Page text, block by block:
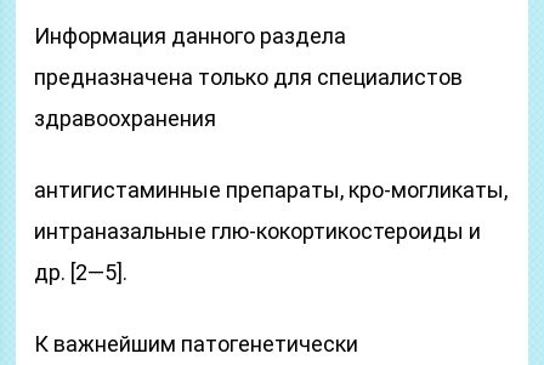
Информация данного раздела
предназначена только для специалистов
здравоохранения
антигистаминные препараты, кро-могликаты,
интраназальные глю-кокортикостероиды и
др. [2—5].
К важнейшим патогенетически